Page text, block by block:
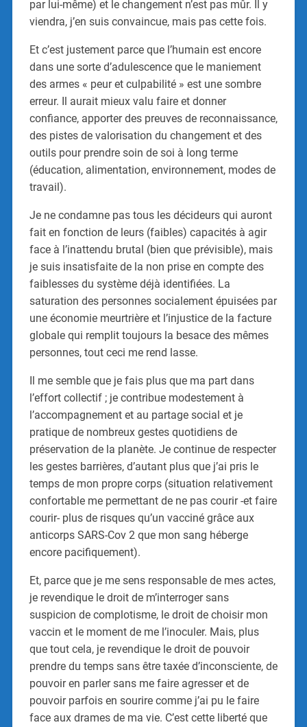
par lui-même) et le changement n’est pas mûr. Il y
viendra, j’en suis convaincue, mais pas cette fois.
Et c’est justement parce que l’humain est encore
dans une sorte d’adulescence que le maniement
des armes « peur et culpabilité » est une sombre
erreur. Il aurait mieux valu faire et donner
confiance, apporter des preuves de reconnaissance,
des pistes de valorisation du changement et des
outils pour prendre soin de soi à long terme
(éducation, alimentation, environnement, modes de
travail).
Je ne condamne pas tous les décideurs qui auront
fait en fonction de leurs (faibles) capacités à agir
face à l’inattendu brutal (bien que prévisible), mais
je suis insatisfaite de la non prise en compte des
faiblesses du système déjà identifiées. La
saturation des personnes socialement épuisées par
une économie meurtrière et l’injustice de la facture
globale qui remplit toujours la besace des mêmes
personnes, tout ceci me rend lasse.
Il me semble que je fais plus que ma part dans
l’effort collectif ; je contribue modestement à
l’accompagnement et au partage social et je
pratique de nombreux gestes quotidiens de
préservation de la planète. Je continue de respecter
les gestes barrières, d’autant plus que j’ai pris le
temps de mon propre corps (situation relativement
confortable me permettant de ne pas courir -et faire
courir- plus de risques qu’un vacciné grâce aux
anticorps SARS-Cov 2 que mon sang héberge
encore pacifiquement).
Et, parce que je me sens responsable de mes actes,
je revendique le droit de m’interroger sans
suspicion de complotisme, le droit de choisir mon
vaccin et le moment de me l’inoculer. Mais, plus
que tout cela, je revendique le droit de pouvoir
prendre du temps sans être taxée d’inconsciente, de
pouvoir en parler sans me faire agresser et de
pouvoir parfois en sourire comme j’ai pu le faire
face aux drames de ma vie. C’est cette liberté que